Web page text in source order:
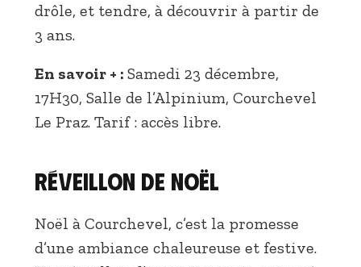
drôle, et tendre, à découvrir à partir de
3 ans.
En savoir + : Samedi 23 décembre,
17H30, Salle de l’Alpinium, Courchevel
Le Praz. Tarif : accès libre.
Réveillon de Noël
Noël à Courchevel, c’est la promesse
d’une ambiance chaleureuse et festive.